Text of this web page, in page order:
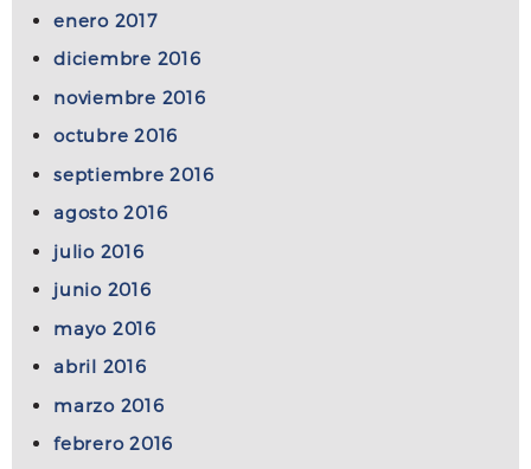
enero 2017
diciembre 2016
noviembre 2016
octubre 2016
septiembre 2016
agosto 2016
julio 2016
junio 2016
mayo 2016
abril 2016
marzo 2016
febrero 2016